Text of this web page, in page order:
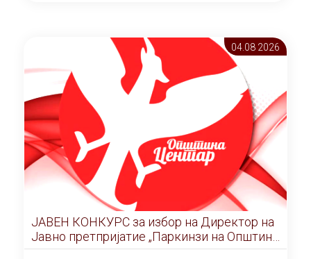
Скопје” број 9/2026), за времетраење од 3
(три) години од денот на потпишувањето на
Договорот за закуп со најповолниот
понудувач.
04.08 2026
ЈАВЕН КОНКУРС за избор на Директор на
Јавно претпријатие „Паркинзи на Општина
Центар“ – Скопје